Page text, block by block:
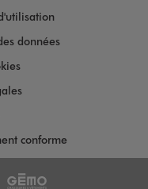
données
conforme